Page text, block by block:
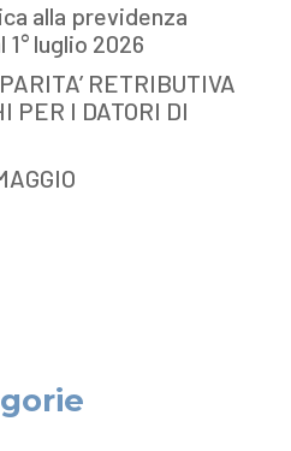
alla previdenza
luglio 2026
RETRIBUTIVA
PER I DATORI DI